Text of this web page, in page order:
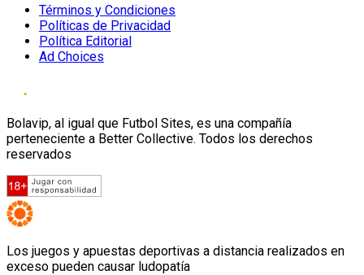
Términos y Condiciones
Políticas de Privacidad
Política Editorial
Ad Choices
Bolavip, al igual que Futbol Sites, es una compañía
perteneciente a Better Collective. Todos los derechos
reservados
Los juegos y apuestas deportivas a distancia realizados en
exceso pueden causar ludopatía